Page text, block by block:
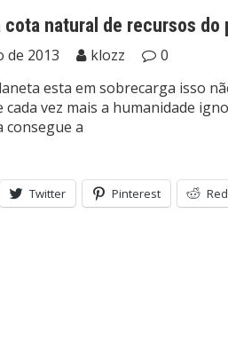
cota natural de recursos do
de 2013 klozz
0
esta em sobrecarga isso
cada vez mais a humanidade
consegue a
Twitter Pinterest